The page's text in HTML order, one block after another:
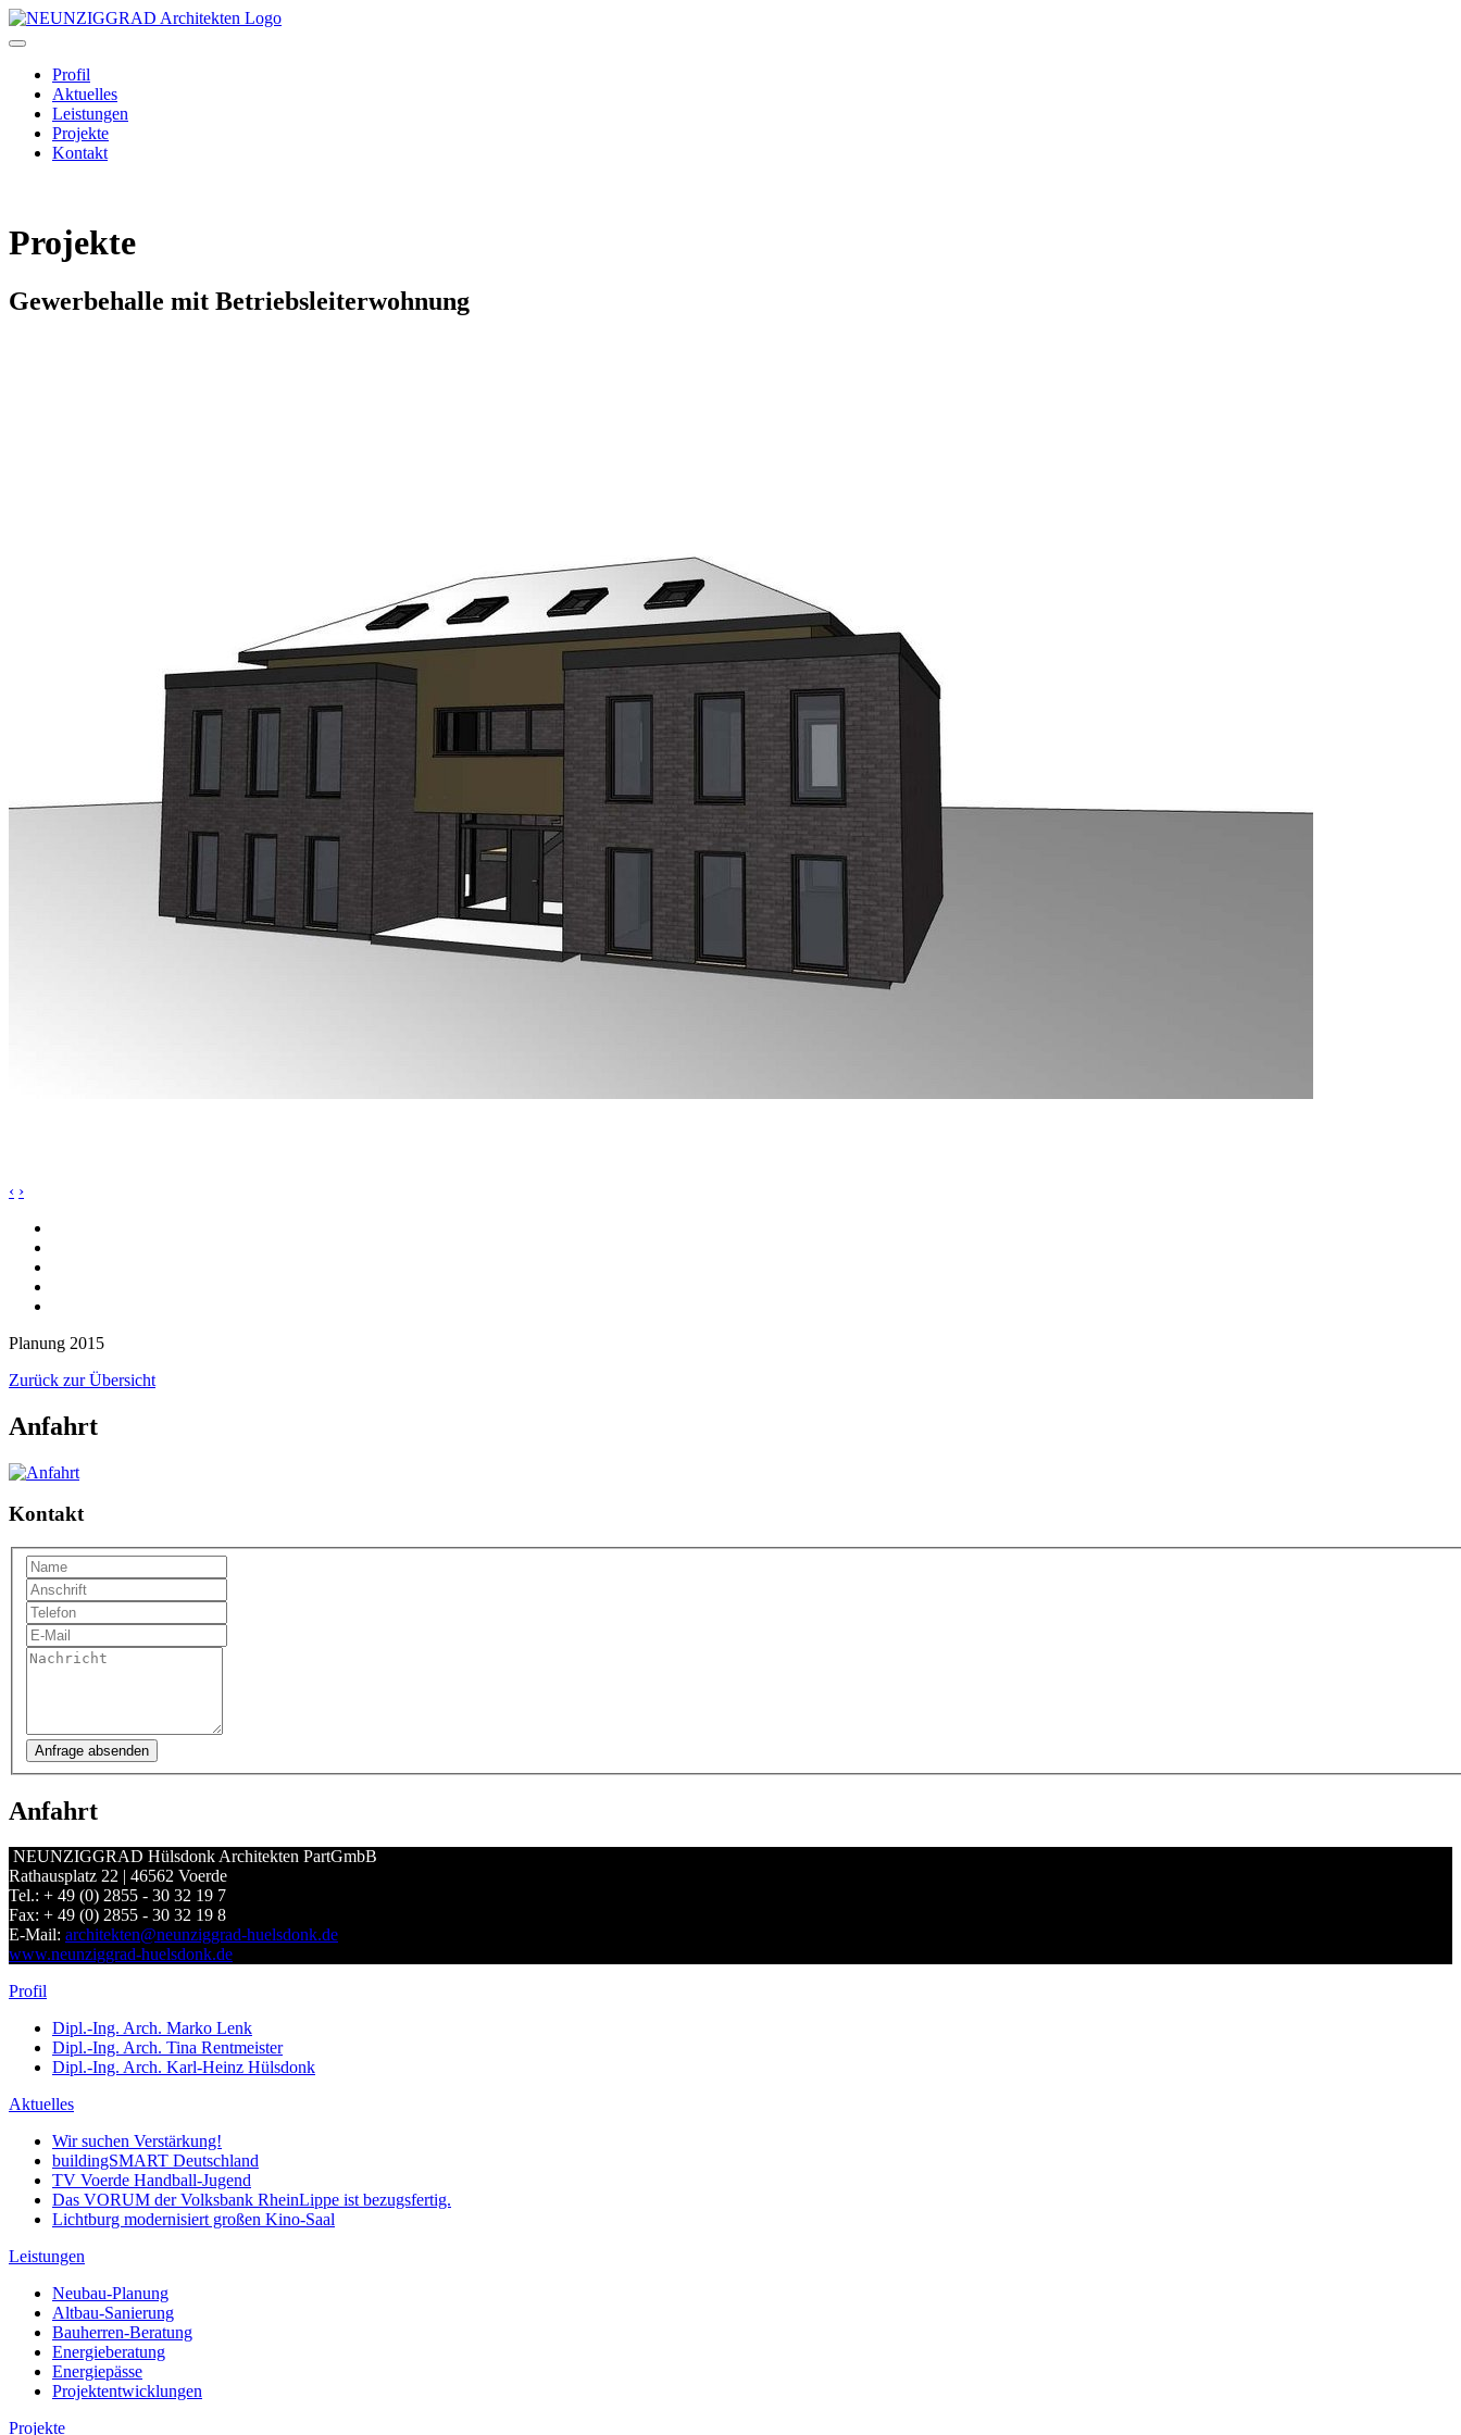
Toggle
navigation
Profil
Aktuelles
Leistungen
Projekte
Kontakt
Projekte
Gewerbehalle mit Betriebsleiterwohnung
‹ ›
Planung 2015
Zurück zur Übersicht
Anfahrt
Kontakt
Anfahrt
NEUNZIGGRAD Hülsdonk Architekten PartGmbB
Rathausplatz 22 | 46562 Voerde
Tel.: + 49 (0) 2855 - 30 32 19 7
Fax: + 49 (0) 2855 - 30 32 19 8
E-Mail: architekten@neunziggrad-huelsdonk.de
www.neunziggrad-huelsdonk.de
Profil
Dipl.-Ing. Arch. Marko Lenk
Dipl.-Ing. Arch. Tina Rentmeister
Dipl.-Ing. Arch. Karl-Heinz Hülsdonk
Aktuelles
Wir suchen Verstärkung!
buildingSMART Deutschland
TV Voerde Handball-Jugend
Das VORUM der Volksbank RheinLippe ist bezugsfertig.
Lichtburg modernisiert großen Kino-Saal
Leistungen
Neubau-Planung
Altbau-Sanierung
Bauherren-Beratung
Energieberatung
Energiepässe
Projektentwicklungen
Projekte